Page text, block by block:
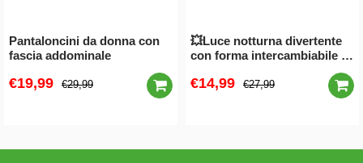
Pantaloncini da donna con
fascia addominale
€19,99 €29,99
💥Luce notturna divertente
con forma intercambiabile a
€14,99 €27,99